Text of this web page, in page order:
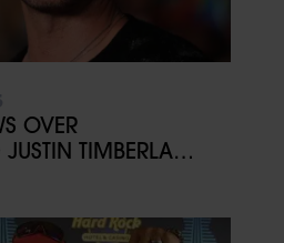
OVER
TIMBERLAKE: